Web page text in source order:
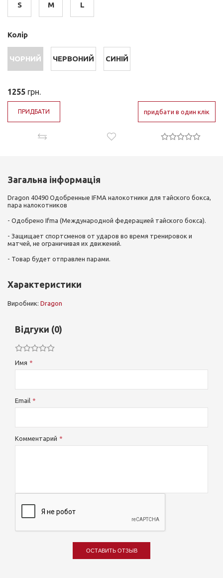
S M L
Колір
ЧОРНИЙ ЧЕРВОНИЙ СИНІЙ
1255 грн.
ПРИДБАТИ придбати в один клік
Загальна інформація
Dragon 40490 Одобренные IFMA налокотники для тайского бокса,
пара налокотников
- Одобрено Ifma (Международной федерацией тайского бокса).
- Защищает спортсменов от ударов во время тренировок и
матчей, не ограничивая их движений.
- Товар будет отправлен парами.
Характеристики
Виробник: Dragon
Відгуки (0)
Имя
Email
Комментарий
ОСТАВИТЬ ОТЗЫВ